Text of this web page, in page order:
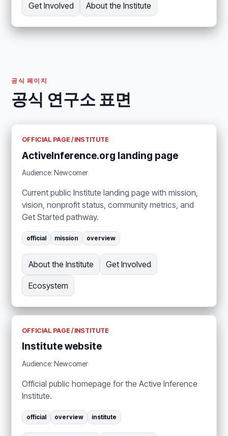
Get Involved About the Institute
공식 페이지
공식 연구소 표면
OFFICIAL PAGE / INSTITUTE
ActiveInference.org landing page
Audience: Newcomer
Current public Institute landing page with mission,
vision, nonprofit status, community metrics, and
Get Started pathway.
official mission overview
About the Institute Get Involved
Ecosystem
OFFICIAL PAGE / INSTITUTE
Institute website
Audience: Newcomer
Official public homepage for the Active Inference
Institute.
official overview institute